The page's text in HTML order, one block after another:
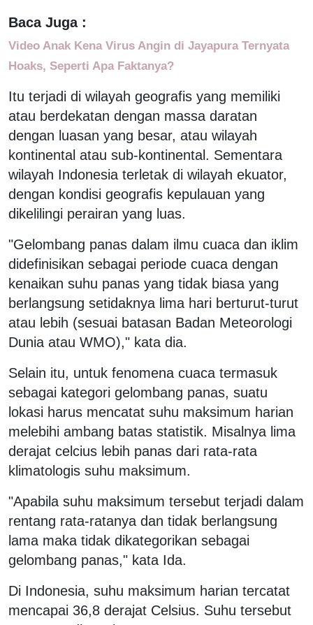
Baca Juga :
Video Anak Kena Virus Angin di Jayapura Ternyata
Hoaks, Seperti Apa Faktanya?
Itu terjadi di wilayah geografis yang memiliki
atau berdekatan dengan massa daratan
dengan luasan yang besar, atau wilayah
kontinental atau sub-kontinental. Sementara
wilayah Indonesia terletak di wilayah ekuator,
dengan kondisi geografis kepulauan yang
dikelilingi perairan yang luas.
"Gelombang panas dalam ilmu cuaca dan iklim
didefinisikan sebagai periode cuaca dengan
kenaikan suhu panas yang tidak biasa yang
berlangsung setidaknya lima hari berturut-turut
atau lebih (sesuai batasan Badan Meteorologi
Dunia atau WMO)," kata dia.
Selain itu, untuk fenomena cuaca termasuk
sebagai kategori gelombang panas, suatu
lokasi harus mencatat suhu maksimum harian
melebihi ambang batas statistik. Misalnya lima
derajat celcius lebih panas dari rata-rata
klimatologis suhu maksimum.
"Apabila suhu maksimum tersebut terjadi dalam
rentang rata-ratanya dan tidak berlangsung
lama maka tidak dikategorikan sebagai
gelombang panas," kata Ida.
Di Indonesia, suhu maksimum harian tercatat
mencapai 36,8 derajat Celsius. Suhu tersebut